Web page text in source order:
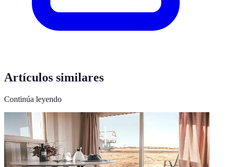
Artículos similares
Continúa leyendo